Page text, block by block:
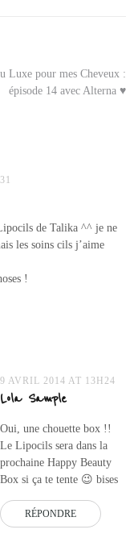
Luxe pour mes Cheveux :
épisode 14 avec Alterna ♥
de Talika ^^ je ne
les soins cils j’aime
!
9 AVRIL 2014 AT 13H24
Lola Sample
Oui, une chouette box !!
Le Lipocils sera dans la
prochaine Happy Beauty
Box si ça te tente 😉 bises
RÉPONDRE